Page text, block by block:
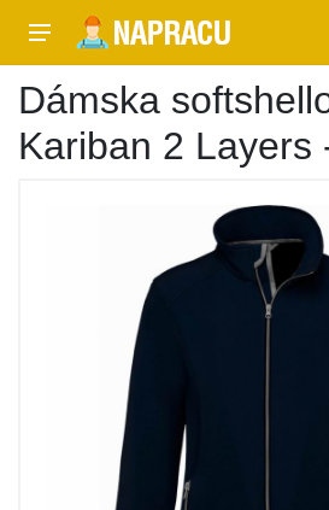
Dámska
Kariban 2 Layers